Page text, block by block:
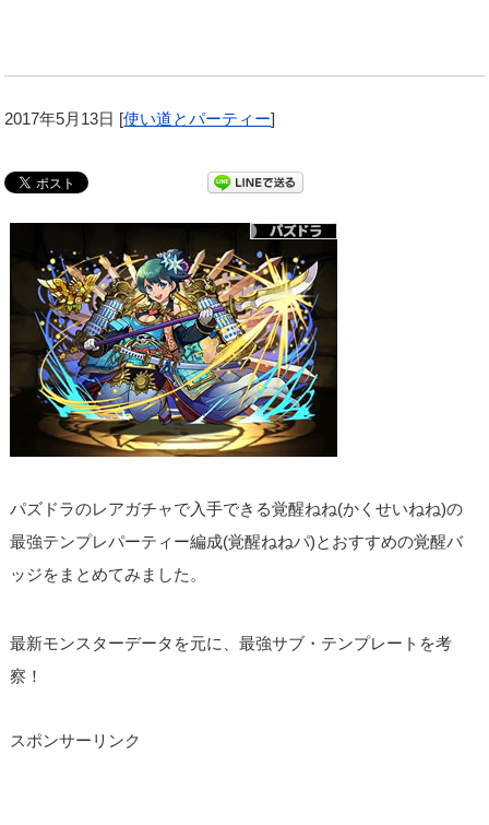
2017年5月13日 [使い道とパーティー]
パズドラのレアガチャで入手できる覚醒ねね(かくせいねね)の
最強テンプレパーティー編成(覚醒ねねパ)とおすすめの覚醒バ
ッジをまとめてみました。
最新モンスターデータを元に、最強サブ・テンプレートを考
察！
スポンサーリンク